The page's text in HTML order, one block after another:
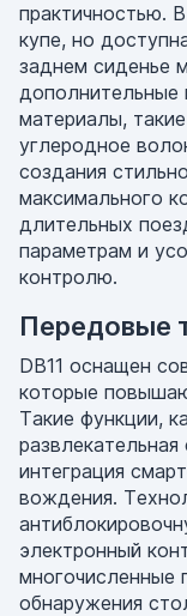
практичностью.
купе, но
заднем сиденье
материалы,
углеродное
создания
максимального
длительных
параметрам и
контролю.
Передовые
DB11 оснащен
которые
Такие функции,
интеграция
вождения.
электронный
многочисленные
обнаружения